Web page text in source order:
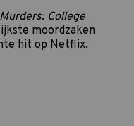
College
moordzaken
hit op Netflix.